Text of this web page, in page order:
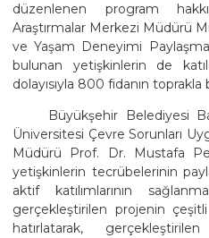
düzenlenen program
Araştırmalar Merkezi Müdürü
ve Yaşam Deneyimi
bulunan yetişkinlerin de
dolayısıyla 800 fidanın
Büyükşehir Belediyesi
Üniversitesi Çevre Sorunları
Müdürü Prof. Dr. Mustafa
yetişkinlerin tecrübelerinin
aktif katılımlarının
gerçekleştirilen projenin
hatırlatarak,